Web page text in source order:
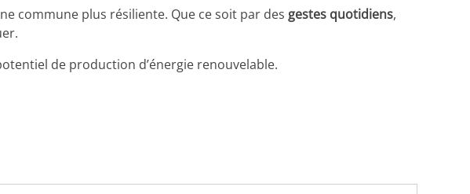
commune plus résiliente. Que ce soit par des gestes quotidiens,
de production d’énergie renouvelable.